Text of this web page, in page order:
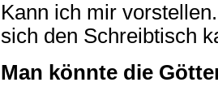
Kann ich mir
sich den Schreibtisch
Man könnte die